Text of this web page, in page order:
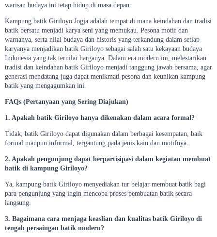
warisan budaya ini tetap hidup di masa depan.
Kampung batik Giriloyo Jogja adalah tempat di mana keindahan dan tradisi
batik bersatu menjadi karya seni yang memukau. Pesona motif dan
warnanya, serta nilai budaya dan historis yang terkandung dalam setiap
karyanya menjadikan batik Giriloyo sebagai salah satu kekayaan budaya
Indonesia yang tak ternilai harganya. Dalam era modern ini, melestarikan
tradisi dan keindahan batik Giriloyo menjadi tanggung jawab bersama, agar
generasi mendatang juga dapat menikmati pesona dan keunikan kampung
batik yang mengagumkan ini.
FAQs (Pertanyaan yang Sering Diajukan)
1. Apakah batik Giriloyo hanya dikenakan dalam acara formal?
Tidak, batik Giriloyo dapat digunakan dalam berbagai kesempatan, baik
formal maupun informal, tergantung pada jenis kain dan motifnya.
2. Apakah pengunjung dapat berpartisipasi dalam kegiatan membuat
batik di kampung Giriloyo?
Ya, kampung batik Giriloyo menyediakan tur belajar membuat batik bagi
para pengunjung yang ingin mencoba proses pembuatan batik secara
langsung.
3. Bagaimana cara menjaga keaslian dan kualitas batik Giriloyo di
tengah persaingan batik modern?